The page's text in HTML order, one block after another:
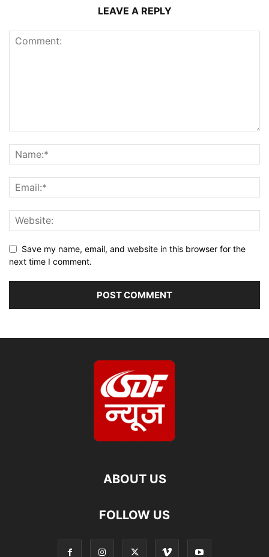
LEAVE A REPLY
Save my name, email, and website in this browser for the
next time I comment.
ABOUT US
FOLLOW US